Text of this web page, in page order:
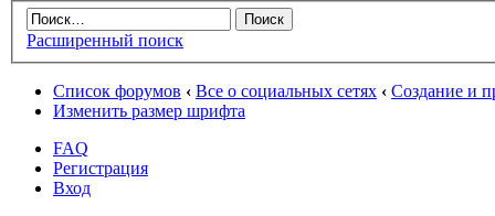
Расширенный поиск
Список форумов ‹ Все о социальных сетях ‹ Создание и
Изменить размер шрифта
FAQ
Регистрация
Вход